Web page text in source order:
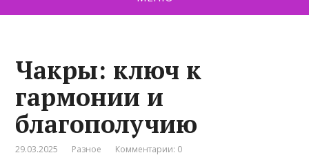
Чакры: ключ к
гармонии и
благополучию
29.03.2025 Разное Комментарии: 0